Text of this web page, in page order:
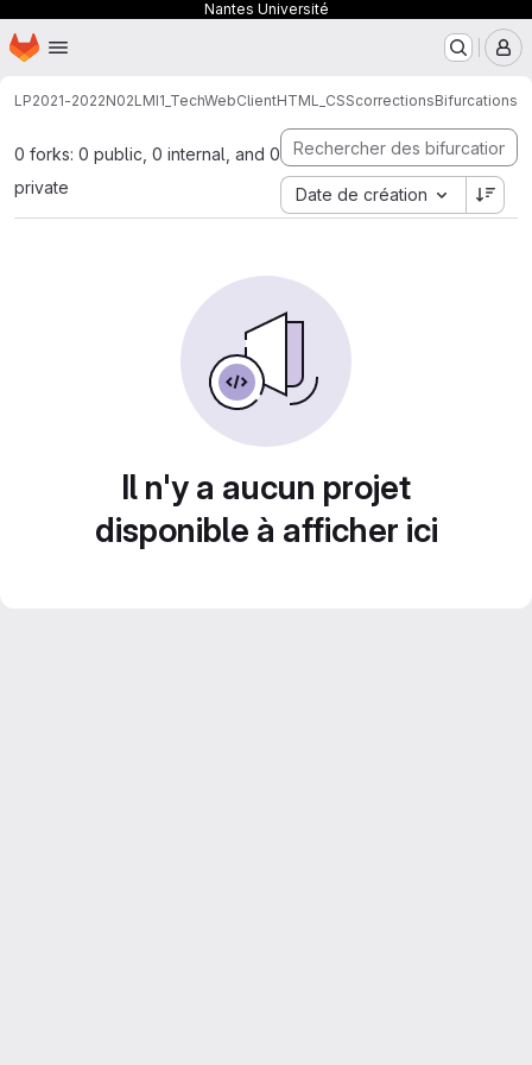
Nantes Université
Passer au contenu principal
Page d'accueil
LP2021-2022N02LMI1_TechWebClientHTML_CSScorrectionsBifurcations
0 forks: 0 public, 0 internal, and 0
private
Date de création
Il n'y a aucun projet
disponible à afficher ici